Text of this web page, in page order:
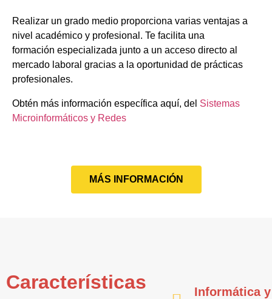
Realizar un grado medio proporciona varias ventajas a
nivel académico y profesional. Te facilita una
formación especializada junto a un acceso directo al
mercado laboral gracias a la oportunidad de prácticas
profesionales.
Obtén más información específica aquí, del Sistemas
Microinformáticos y Redes
MÁS INFORMACIÓN
Características
Informática y